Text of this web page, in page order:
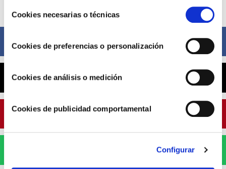
COOKIES.
de
consentimiento
Cookies necesarias o técnicas
Cookies de preferencias o personalización
Cookies de análisis o medición
Cookies de publicidad comportamental
Configurar
Compártelo ahora
Facebook
X
Pinterest